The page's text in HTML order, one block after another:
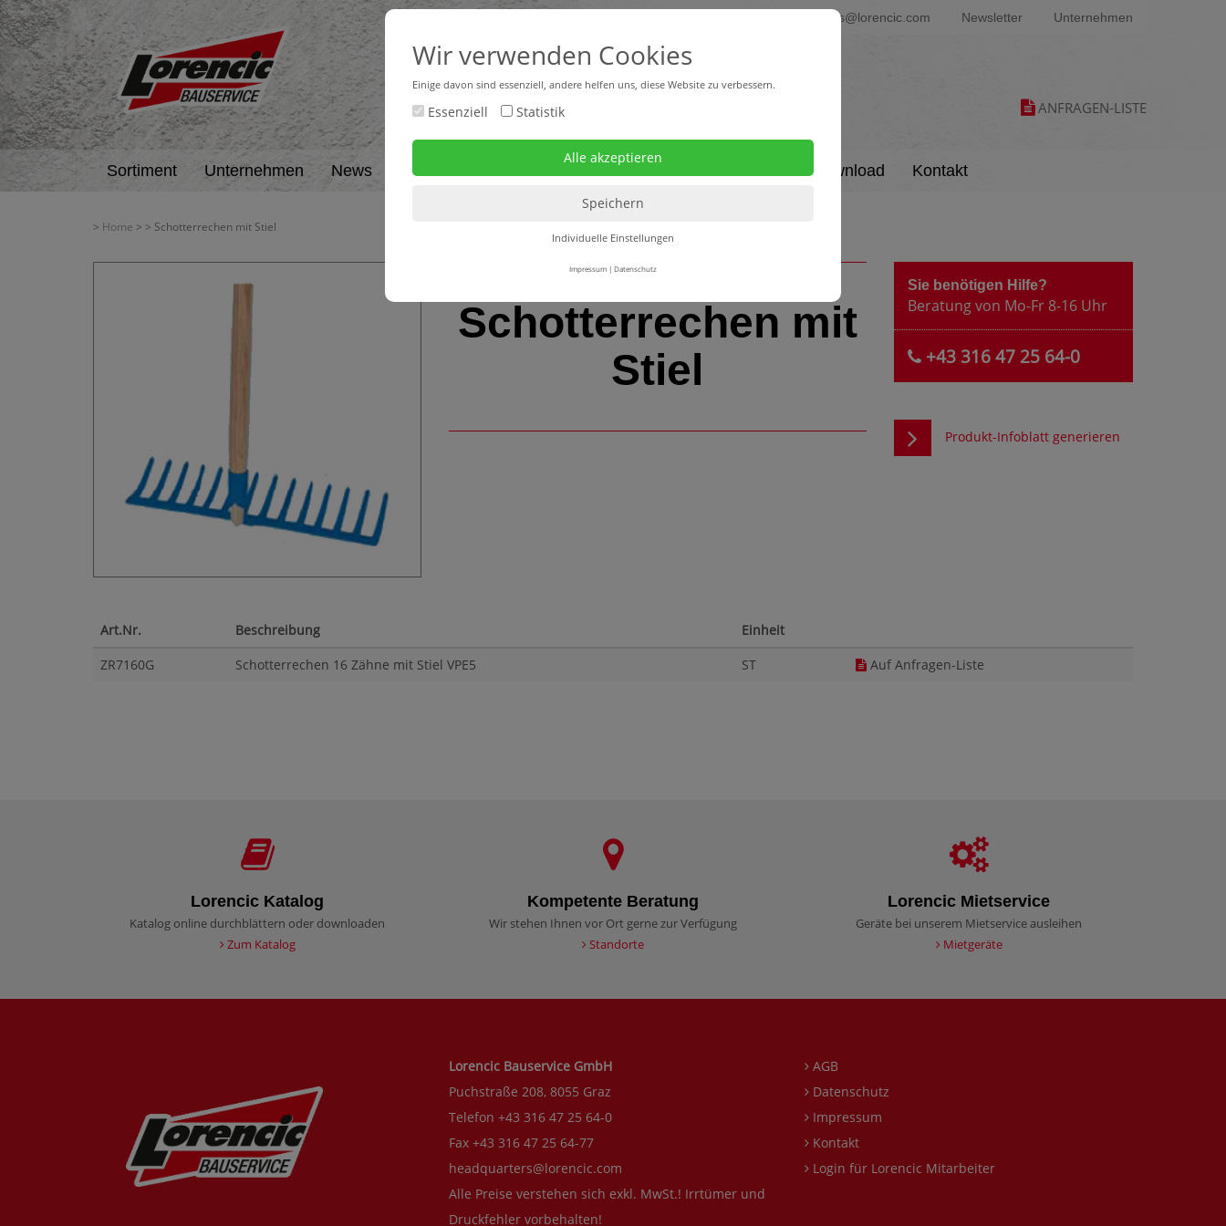
headquarters@lorencic.com Newsletter Unternehmen
ANFRAGEN-LISTE
Sortiment Unternehmen News Abverkauf neu + gebraucht Download Kontakt
> Home > > Schotterrechen mit Stiel
Schotterrechen mit
Stiel
Sie benötigen Hilfe?
Beratung von Mo-Fr 8-16 Uhr
+43 316 47 25 64-0
Produkt-Infoblatt generieren
Art.Nr. Beschreibung
Einheit
ZR7160G
Schotterrechen 16 Zähne mit Stiel VPE5 ST Auf Anfragen-Liste
Lorencic Katalog
Katalog online durchblättern oder downloaden
Zum Katalog
Kompetente Beratung
Wir stehen Ihnen vor Ort gerne zur Verfügung
Standorte
Lorencic Mietservice
Geräte bei unserem Mietservice ausleihen
Mietgeräte
Lorencic Bauservice GmbH
Puchstraße 208, 8055 Graz
Telefon +43 316 47 25 64-0
Fax +43 316 47 25 64-77
headquarters@lorencic.com
Alle Preise verstehen sich exkl. MwSt.! Irrtümer und
Druckfehler vorbehalten!
AGB
Datenschutz
Impressum
Kontakt
Login für Lorencic Mitarbeiter
Wir verwenden Cookies
Einige davon sind essenziell, andere helfen uns, diese Website zu verbessern.
Essenziell Statistik
Individuelle Einstellungen
Impressum | Datenschutz